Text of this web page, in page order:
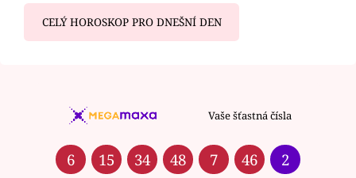
CELÝ HOROSKOP PRO DNEŠNÍ DEN
Vaše šťastná čísla
6 15 34 48 7 46 2